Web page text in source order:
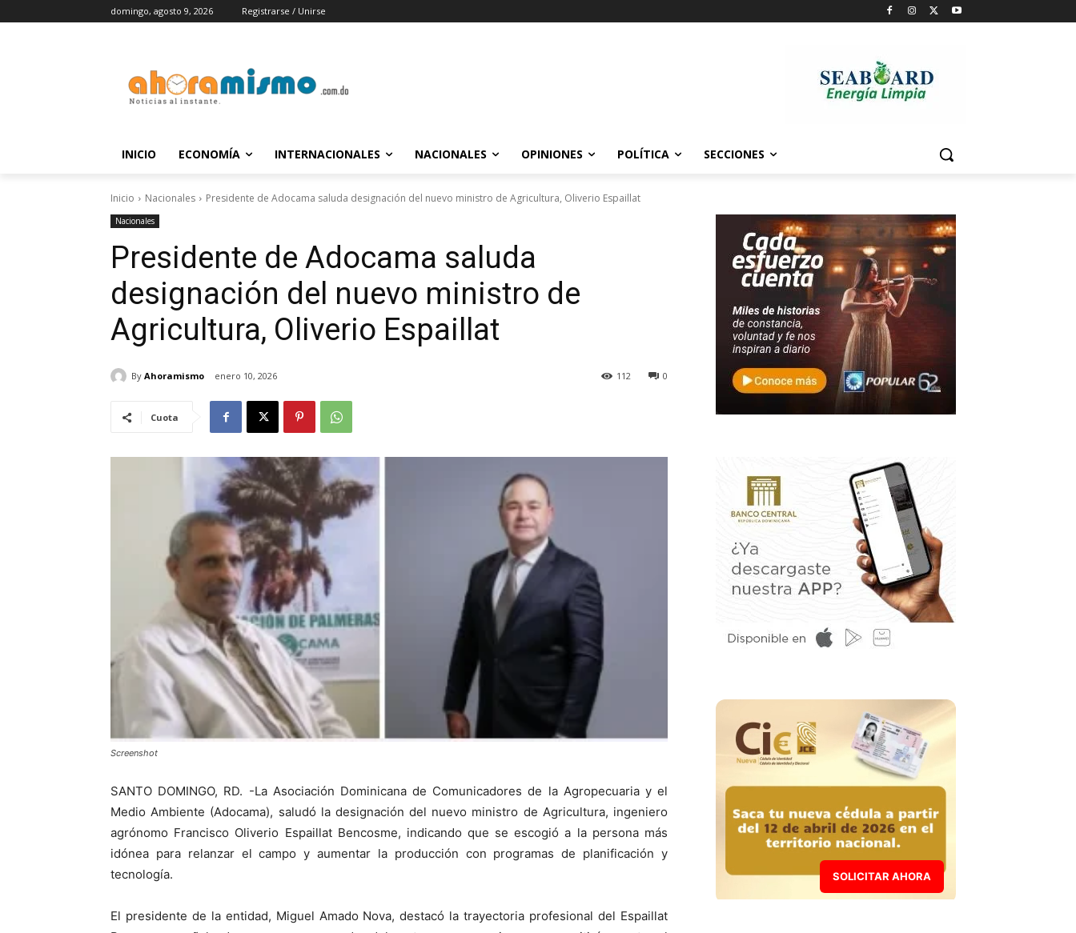
domingo, agosto 9, 2026 Registrarse / Unirse
INICIO ECONOMÍA INTERNACIONALES NACIONALES OPINIONES POLÍTICA SECCIONES
Inicio Nacionales Presidente de Adocama saluda designación del nuevo ministro de Agricultura, Oliverio Espaillat
Nacionales
Presidente de Adocama saluda
designación del nuevo ministro de
Agricultura, Oliverio Espaillat
By Ahoramismo enero 10, 2026 0
112
Cuota
Screenshot
SANTO DOMINGO, RD. -La Asociación Dominicana de Comunicadores de la Agropecuaria y el
Medio Ambiente (Adocama), saludó la designación del nuevo ministro de Agricultura, ingeniero
agrónomo Francisco Oliverio Espaillat Bencosme, indicando que se escogió a la persona más
idónea para relanzar el campo y aumentar la producción con programas de planificación y
tecnología.
El presidente de la entidad, Miguel Amado Nova, destacó la trayectoria profesional del Espaillat
SOLICITAR AHORA